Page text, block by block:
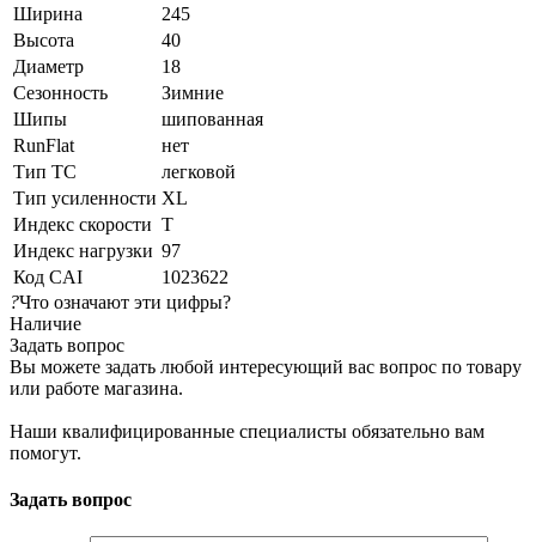
Ширина
245
Высота
40
Диаметр
18
Сезонность
Зимние
Шипы
шипованная
RunFlat
нет
Тип ТС
легковой
Тип усиленности XL
Индекс скорости T
Индекс нагрузки 97
Код CAI
1023622
?Что означают эти цифры?
Наличие
Задать вопрос
Вы можете задать любой интересующий вас вопрос по товару
или работе магазина.
Наши квалифицированные специалисты обязательно вам
помогут.
Задать вопрос